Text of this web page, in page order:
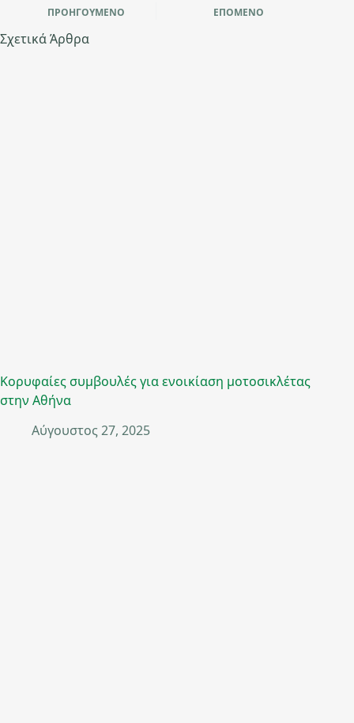
ΠΡΟΗΓΟΎΜΕΝΟ ΕΠΌΜΕΝΟ
Σχετικά Άρθρα
Κορυφαίες συμβουλές για ενοικίαση μοτοσικλέτας
στην Αθήνα
Αύγουστος 27, 2025